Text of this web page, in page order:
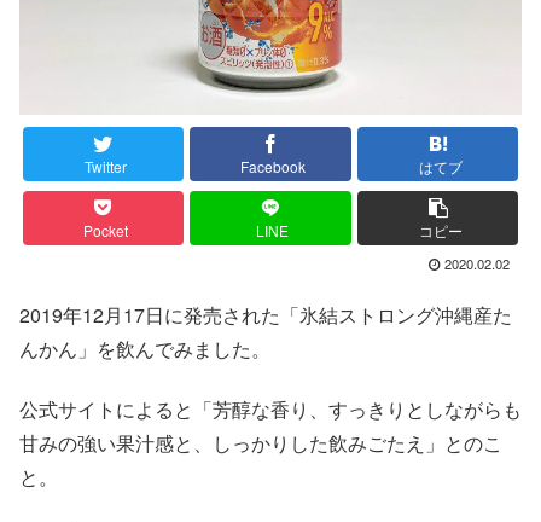
Twitter Facebook はてブ
Pocket LINE コピー
2020.02.02
2019年12月17日に発売された「氷結ストロング沖縄産た
んかん」を飲んでみました。
公式サイトによると「芳醇な香り、すっきりとしながらも
甘みの強い果汁感と、しっかりした飲みごたえ」とのこ
と。